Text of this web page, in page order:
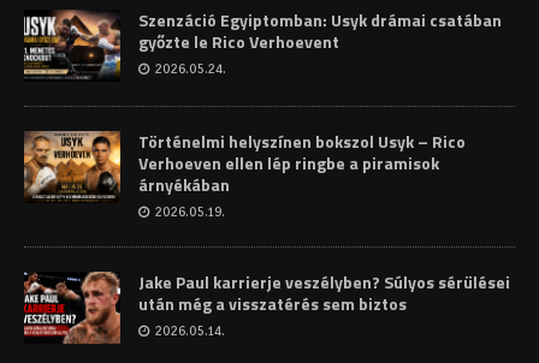
Szenzáció Egyiptomban: Usyk drámai csatában
győzte le Rico Verhoevent
2026.05.24.
Történelmi helyszínen bokszol Usyk – Rico
Verhoeven ellen lép ringbe a piramisok
árnyékában
2026.05.19.
Jake Paul karrierje veszélyben? Súlyos sérülései
után még a visszatérés sem biztos
2026.05.14.